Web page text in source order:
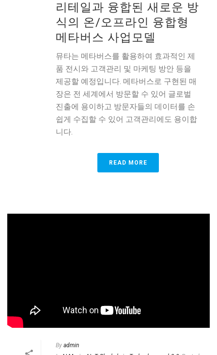
리테일과 융합된 새로운 방
식의 온/오프라인 융합형
메타버스 사업모델
뮤타는 메타버스를 활용하여 효과적인 제
품 전시와 고객관리 및 마케팅 방안 등을
제공할 예정입니다. 메타버스로 구현된 매
장은 전 세계에서 방문할 수 있어 글로벌
진출에 용이하고 방문자들의 데이터를 손
쉽게 수집할 수 있어 고객관리에도 용이합
니다.
READ MORE
By admin